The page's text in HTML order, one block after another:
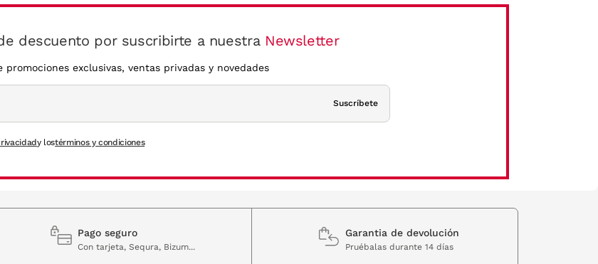
descuento por suscribirte a nuestra Newsletter
promociones exclusivas, ventas privadas y novedades
Suscríbete
y lostérminos y condiciones
Pago seguro
Con tarjeta, Sequra, Bizum...
Garantia de devolución
Pruébalas durante 14 días